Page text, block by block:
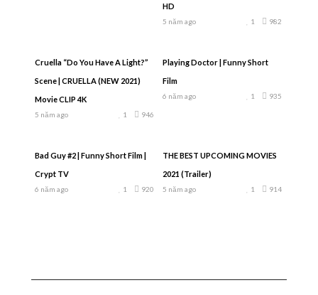
HD
5 năm ago 982
1
Cruella “Do You Have A Light?”
Scene | CRUELLA (NEW 2021)
Movie CLIP 4K
5 năm ago 946
1
Playing Doctor | Funny Short
Film
6 năm ago 935
1
Bad Guy #2 | Funny Short Film |
Crypt TV
6 năm ago 920
1
THE BEST UPCOMING MOVIES
2021 (Trailer)
5 năm ago 914
1